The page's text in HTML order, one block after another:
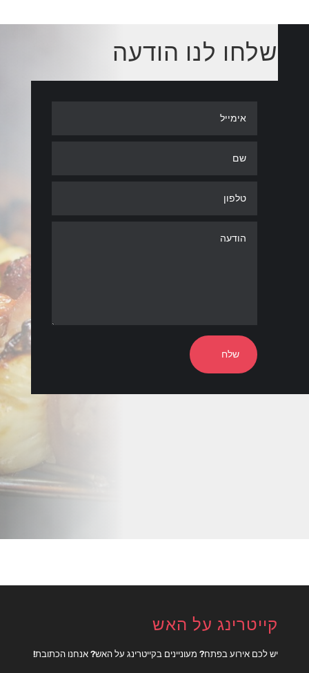
שלחו לנו הודעה
שלח
קייטרינג על האש
יש לכם אירוע בפתח? מעוניינים בקייטרינג על האש? אנחנו הכתובת!